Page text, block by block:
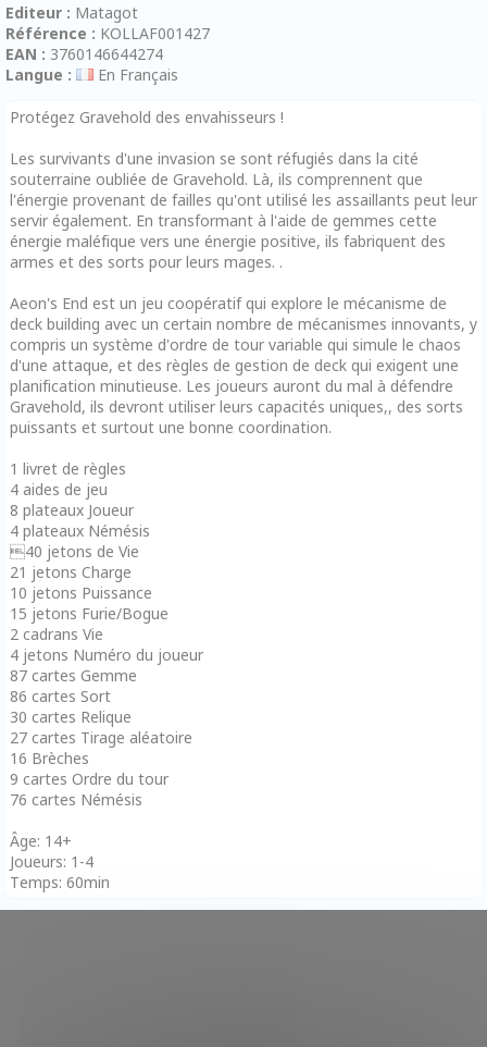
Editeur : Matagot
Référence : KOLLAF001427
EAN : 3760146644274
Langue :
En Français
Protégez Gravehold des envahisseurs !
Les survivants d'une invasion se sont réfugiés dans la cité
souterraine oubliée de Gravehold. Là, ils comprennent que
l'énergie provenant de failles qu'ont utilisé les assaillants peut leur
servir également. En transformant à l'aide de gemmes cette
énergie maléfique vers une énergie positive, ils fabriquent des
armes et des sorts pour leurs mages. .
Aeon's End est un jeu coopératif qui explore le mécanisme de
deck building avec un certain nombre de mécanismes innovants, y
compris un système d'ordre de tour variable qui simule le chaos
d'une attaque, et des règles de gestion de deck qui exigent une
planification minutieuse. Les joueurs auront du mal à défendre
Gravehold, ils devront utiliser leurs capacités uniques,, des sorts
puissants et surtout une bonne coordination.
1 livret de règles
4 aides de jeu
8 plateaux Joueur
4 plateaux Némésis
40 jetons de Vie
21 jetons Charge
10 jetons Puissance
15 jetons Furie/Bogue
2 cadrans Vie
4 jetons Numéro du joueur
87 cartes Gemme
86 cartes Sort
30 cartes Relique
27 cartes Tirage aléatoire
16 Brèches
9 cartes Ordre du tour
76 cartes Némésis
Âge: 14+
Joueurs: 1-4
Temps: 60min